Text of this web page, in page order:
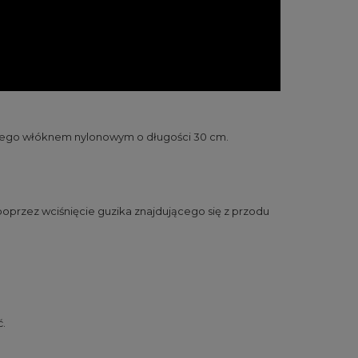
włóknem nylonowym o długości 30 cm.
wciśnięcie guzika znajdującego się z przodu